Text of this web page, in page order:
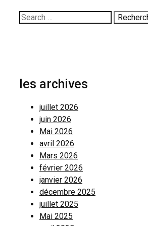
Rechercher:
les archives
juillet 2026
juin 2026
Mai 2026
avril 2026
Mars 2026
février 2026
janvier 2026
décembre 2025
juillet 2025
Mai 2025